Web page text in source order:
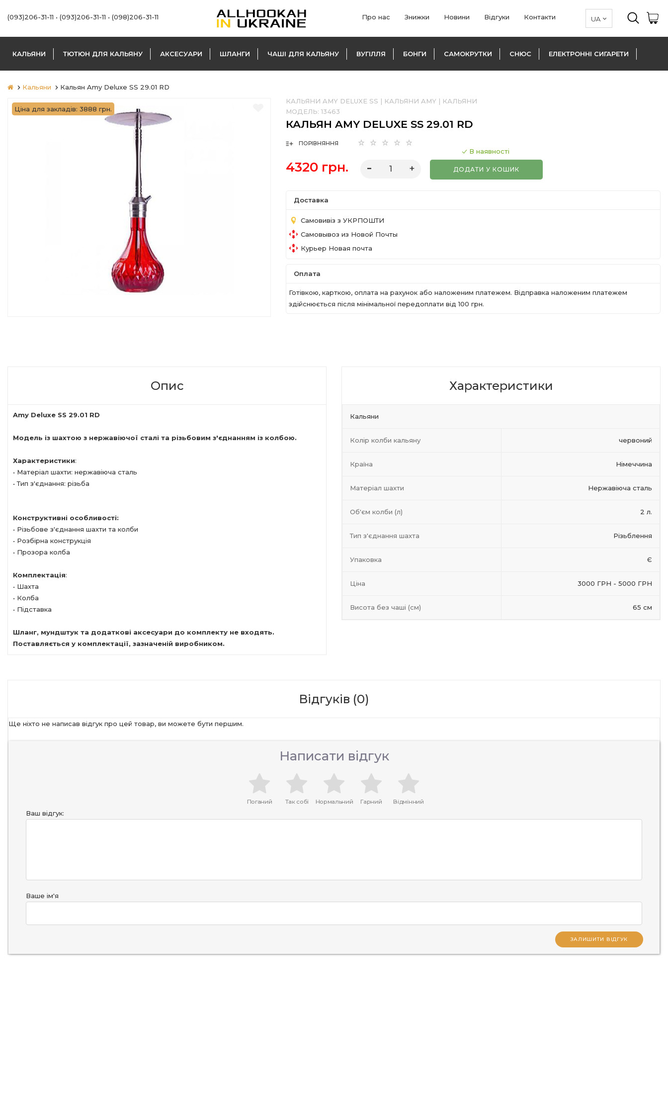
(093)206-31-11 • (093)206-31-11 • (098)206-31-11 Про нас Знижки Новини Відгуки Контакти
КАЛЬЯНИ ТЮТЮН ДЛЯ КАЛЬЯНУ АКСЕСУАРИ ШЛАНГИ ЧАШІ ДЛЯ КАЛЬЯНУ ВУГІЛЛЯ БОНГИ САМОКРУТКИ СНЮС ЕЛЕКТРОННІ СИГАРЕТИ
Кальяни Кальян Amy Deluxe SS 29.01 RD
Ціна для закладів: 3888 грн.
КАЛЬЯНИ AMY DELUXE SS | КАЛЬЯНИ AMY | КАЛЬЯНИ
МОДЕЛЬ: 13463
КАЛЬЯН AMY DELUXE SS 29.01 RD
ПОРІВНЯННЯ
4320 грн.
В наявності
ДОДАТИ У КОШИК
Доставка
Самовивіз з УКРПОШТИ
Самовывоз из Новой Почты
Курьер Новая почта
Оплата
Готівкою, карткою, оплата на рахунок або наложеним платежем. Відправка наложеним платежем
здійснюється після мінімальної передоплати вiд 100 грн.
Опис
Amy Deluxe SS 29.01 RD
Модель із шахтою з нержавіючої сталі та різьбовим з'єднанням із колбою.
Характеристики:
• Матеріал шахти: нержавіюча сталь
• Тип з'єднання: різьба
Конструктивні особливості:
• Різьбове з'єднання шахти та колби
• Розбірна конструкція
• Прозора колба
Комплектація:
• Шахта
• Колба
• Підставка
Шланг, мундштук та додаткові аксесуари до комплекту не входять.
Поставляється у комплектації, зазначеній виробником.
Характеристики
Кальяни
Колір колби кальяну червоний
Країна Німеччина
Матеріал шахти Нержавіюча сталь
Об'єм колби (л) 2 л.
Тип з'єднання шахта Різьблення
Упаковка Є
Ціна 3000 ГРН - 5000 ГРН
Висота без чаші (см) 65 см
Відгуків (0)
Ще ніхто не написав відгук про цей товар, ви можете бути першим.
Написати відгук
Поганий Так собі Нормальний Гарний Відмінний
Ваш відгук:
Ваше ім'я
ЗАЛИШИТИ ВІДГУК